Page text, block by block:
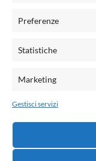
Preferenze
Statistiche
Marketing
Gestisci servizi
email: